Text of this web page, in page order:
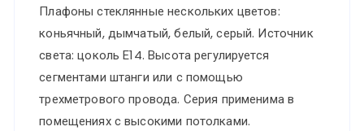
Плафоны стеклянные нескольких цветов:
коньячный, дымчатый, белый, серый. Источник
света: цоколь Е14. Высота регулируется
сегментами штанги или с помощью
трехметрового провода. Серия применима в
помещениях с высокими потолками.